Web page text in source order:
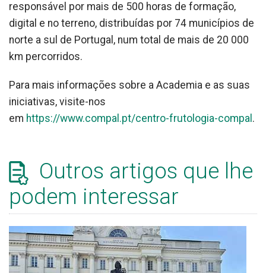
responsável por mais de 500 horas de formação,
digital e no terreno, distribuídas por 74 municípios de
norte a sul de Portugal, num total de mais de 20 000
km percorridos.
Para mais informações sobre a Academia e as suas
iniciativas, visite-nos
em https://www.compal.pt/centro-frutologia-compal .
Outros artigos que lhe
podem interessar